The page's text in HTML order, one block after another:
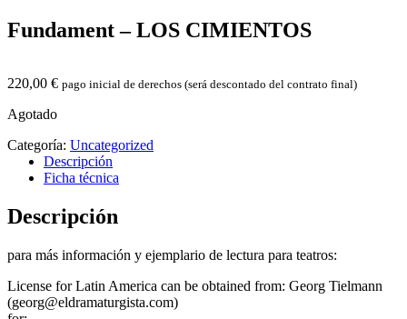
Fundament –LOS CIMIENTOS
220,00 € pago inicial de derechos (será descontado del contrato final)
Agotado
Categoría: Uncategorized
Descripción
Ficha técnica
Descripción
para más información y ejemplario de lectura para teatros:
License for Latin America can be obtained from: Georg Tielmann
(georg@eldramaturgista.com)